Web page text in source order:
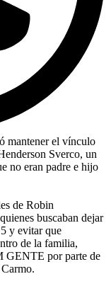
mantener el vínculo
Sverco, un
no eran padre e hijo
de Robin
buscaban dejar
y evitar que
de la familia,
GENTE por parte de